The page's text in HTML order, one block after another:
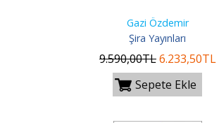
Gazi Özdemir
Şira Yayınları
9.590,00TL6.233,50TL
Sepete Ekle